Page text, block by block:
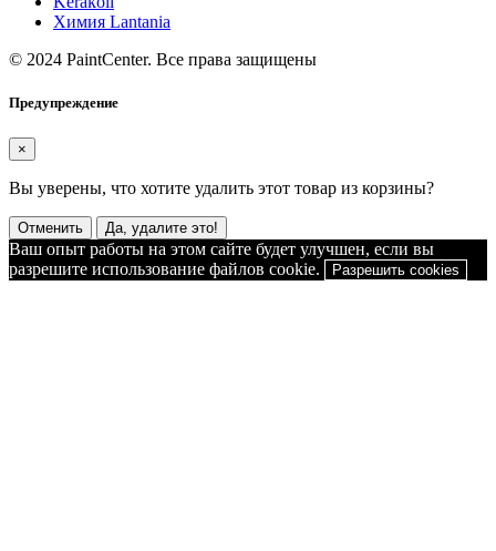
Химия Lantania
© 2024 PaintCenter. Все права защищены
Предупреждение
×
Вы уверены, что хотите удалить этот товар из корзины?
Отменить Да, удалите это!
Ваш опыт работы на этом сайте будет улучшен, если вы
разрешите использование файлов cookie.
Разрешить cookies